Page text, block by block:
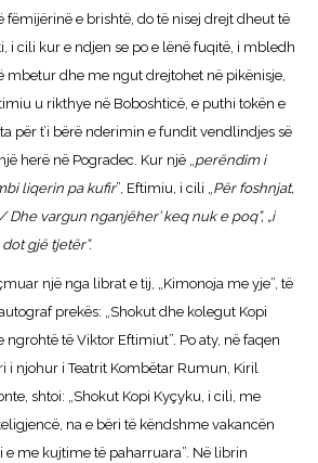
fëmijërinë e brishtë, do të nisej drejt dheut të
i cili kur e ndjen se po e lënë fuqitë, i mbledh
mbetur dhe me ngut drejtohet në pikënisje,
u rikthye në Boboshticë, e puthi tokën e
për t’i bërë nderimin e fundit vendlindjes së
herë në Pogradec. Kur një „perëndim i
liqerin pa kufir”, Eftimiu, i cili „Për foshnjat,
vargun nganjëher’ keq nuk e poq”, „i
gjë tjetër”.
një nga librat e tij, „Kimonoja me yje”, të
prekës: „Shokut dhe kolegut Kopi
ngrohtë të Viktor Eftimiut”. Po aty, në faqen
i njohur i Teatrit Kombëtar Rumun, Kiril
shtoi: „Shokut Kopi Kyçyku, i cili, me
na e bëri të këndshme vakancën
e me kujtime të paharruara”. Në librin